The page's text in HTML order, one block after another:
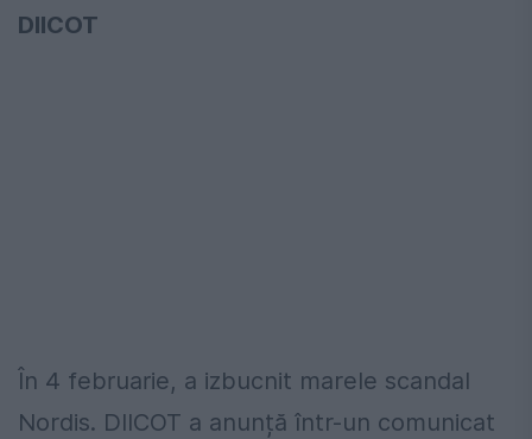
DIICOT
În 4 februarie, a izbucnit marele scandal
Nordis. DIICOT a anunță într-un comunicat